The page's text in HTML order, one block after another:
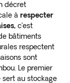
décret
à respecter
c’est
bâtiments
respectent
sont
Le premier
au stockage